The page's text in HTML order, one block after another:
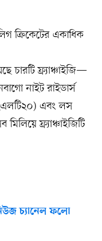
ক্রিকেটের একাধিক
চারটি ফ্র্যাঞ্চাইজি—
নাইট রাইডার্স
এবং লস
ফ্র্যাঞ্চাইজিটি
চ্যানেল ফলো